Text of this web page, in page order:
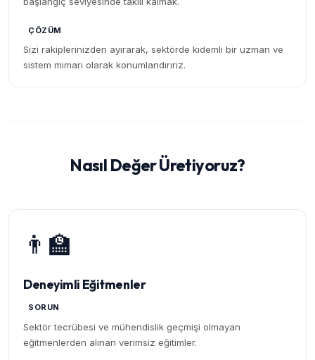
ÇÖZÜM
Sizi rakiplerinizden ayırarak, sektörde kıdemli bir uzman ve
sistem mimarı olarak konumlandırırız.
Nasıl Değer Üretiyoruz?
👨‍🏫
Deneyimli Eğitmenler
SORUN
Sektör tecrübesi ve mühendislik geçmişi olmayan
eğitmenlerden alınan verimsiz eğitimler.